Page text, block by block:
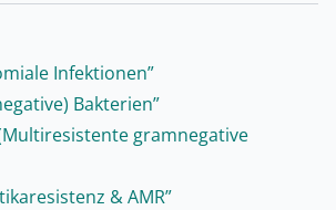
Infektionen”
Bakterien”
gramnegative
& AMR”